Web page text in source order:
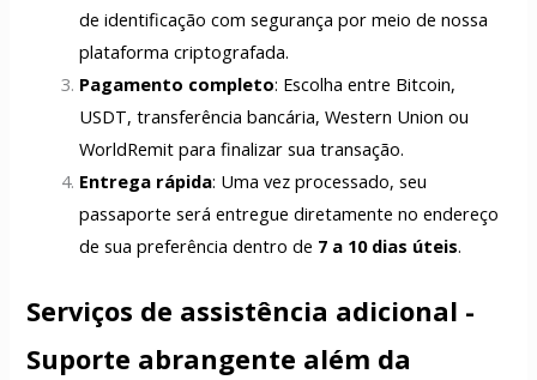
de identificação com segurança por meio de nossa
plataforma criptografada.
Pagamento completo: Escolha entre Bitcoin,
USDT, transferência bancária, Western Union ou
WorldRemit para finalizar sua transação.
Entrega rápida: Uma vez processado, seu
passaporte será entregue diretamente no endereço
de sua preferência dentro de 7 a 10 dias úteis.
Serviços de assistência adicional -
Suporte abrangente além da